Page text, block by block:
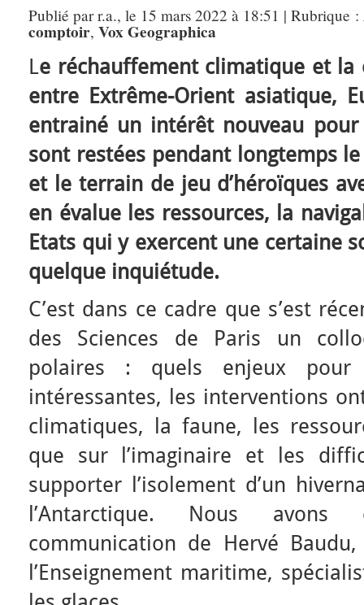
Publié par r.a., le 15 mars 2022 à 18:51 | Rubrique :
comptoir, Vox Geographica
Le réchauffement climatique et la
entre Extrême-Orient asiatique,
entrainé un intérêt nouveau
sont restées pendant longtemps
et le terrain de jeu d’héroïques
en évalue les ressources, la
Etats qui y exercent une certaine
quelque inquiétude.
C’est dans ce cadre que s’est
des Sciences de Paris un
polaires : quels enjeux pour
intéressantes, les interventions
climatiques, la faune, les
que sur l’imaginaire et les
supporter l’isolement d’un
l’Antarctique. Nous avons
communication de Hervé
l’Enseignement maritime,